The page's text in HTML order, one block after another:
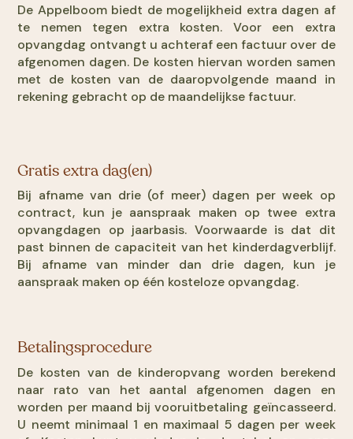
De Appelboom biedt de mogelijkheid extra dagen af
te nemen tegen extra kosten. Voor een extra
opvangdag ontvangt u achteraf een factuur over de
afgenomen dagen. De kosten hiervan worden samen
met de kosten van de daaropvolgende maand in
rekening gebracht op de maandelijkse factuur.
Gratis extra dag(en)
Bij afname van drie (of meer) dagen per week op
contract, kun je aanspraak maken op twee extra
opvangdagen op jaarbasis. Voorwaarde is dat dit
past binnen de capaciteit van het kinderdagverblijf.
Bij afname van minder dan drie dagen, kun je
aanspraak maken op één kosteloze opvangdag.
Betalingsprocedure
De kosten van de kinderopvang worden berekend
naar rato van het aantal afgenomen dagen en
worden per maand bij vooruitbetaling geïncasseerd.
U neemt minimaal 1 en maximaal 5 dagen per week